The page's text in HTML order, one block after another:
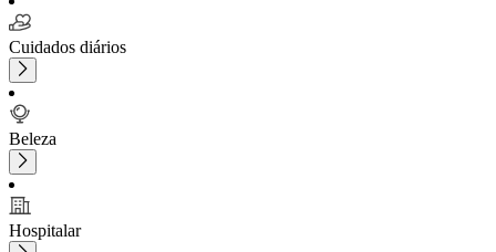
Cuidados diários
Beleza
Hospitalar